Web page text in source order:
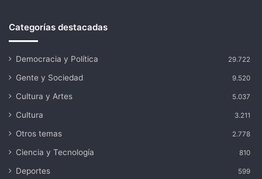
Categorías destacadas
Democracia y Política 29.722
Gente y Sociedad 9.520
Cultura y Artes 5.037
Cultura 3.211
Otros temas 2.778
Ciencia y Tecnología 810
Deportes 599